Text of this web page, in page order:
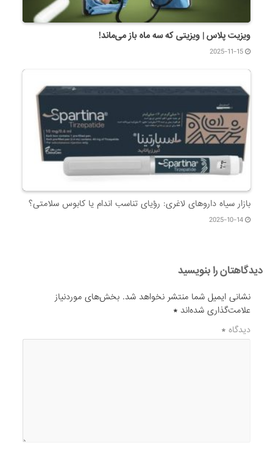
ویزیت پلاس | ویزیتی که سه ماه باز می‌ماند!
2025-11-15
بازار سیاه داروهای لاغری: رؤیای تناسب اندام یا کابوس سلامتی؟
2025-10-14
دیدگاهتان را بنویسید
نشانی ایمیل شما منتشر نخواهد شد. بخش‌های موردنیاز
علامت‌گذاری شده‌اند*
دیدگاه*